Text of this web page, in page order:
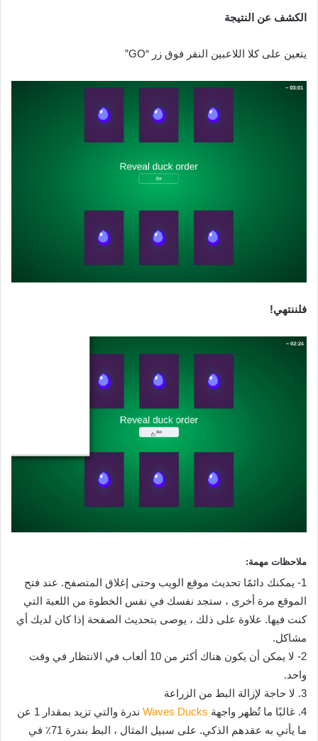
الكشف عن النتيجة
يتعين على كلا اللاعبين النقر فوق زر “GO”
فلننتهي!‌‌
ملاحظات مهمة‌‌:
1- يمكنك دائمًا تحديث موقع الويب وحتى إغلاق المتصفح. عند فتح
الموقع مرة أخرى ، ستجد نفسك في نفس الخطوة من اللعبة التي
كنت فيها. علاوة على ذلك ، يوصى بتحديث الصفحة إذا كان لديك أي
مشاكل.
2- لا يمكن أن يكون هناك أكثر من 10 ألعاب في الانتظار في وقت
واحد.
3. لا حاجة لإزالة البط من الزراعة
4. غالبًا ما تُظهر واجهة
Waves Ducks
ندرة والتي تزيد بمقدار 1 عن
ما يأتي به عقدهم الذكي. على سبيل المثال ، البط بندرة 71٪ في